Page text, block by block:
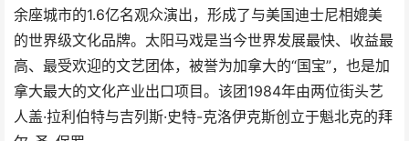
余座城市的1.6亿名观众演出，形成了与美国迪士尼相媲美
的世界级文化品牌。太阳马戏是当今世界发展最快、收益最
高、最受欢迎的文艺团体，被誉为加拿大的“国宝”，也是加
拿大最大的文化产业出口项目。该团1984年由两位街头艺
人盖·拉利伯特与吉列斯·史特-克洛伊克斯创立于魁北克的拜